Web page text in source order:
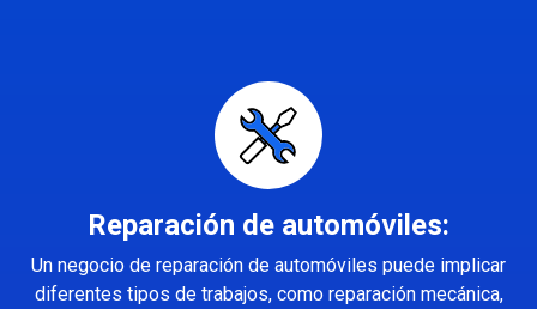
Reparación de automóviles:
Un negocio de reparación de automóviles puede implicar
diferentes tipos de trabajos, como reparación mecánica,